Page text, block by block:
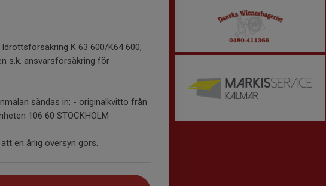
K 63 600/K64 600,
s.k. ansvarsförsäkring för
sändas in: - originalkvitto från
106 60 STOCKHOLM
en årlig översyn görs.